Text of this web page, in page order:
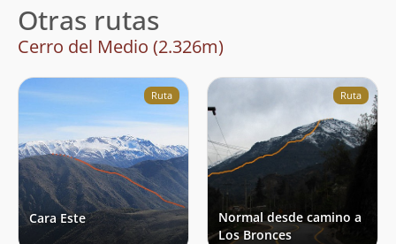
Otras rutas
Cerro del Medio (2.326m)
Ruta
Cara Este
Ruta
Normal desde camino a
Los Bronces